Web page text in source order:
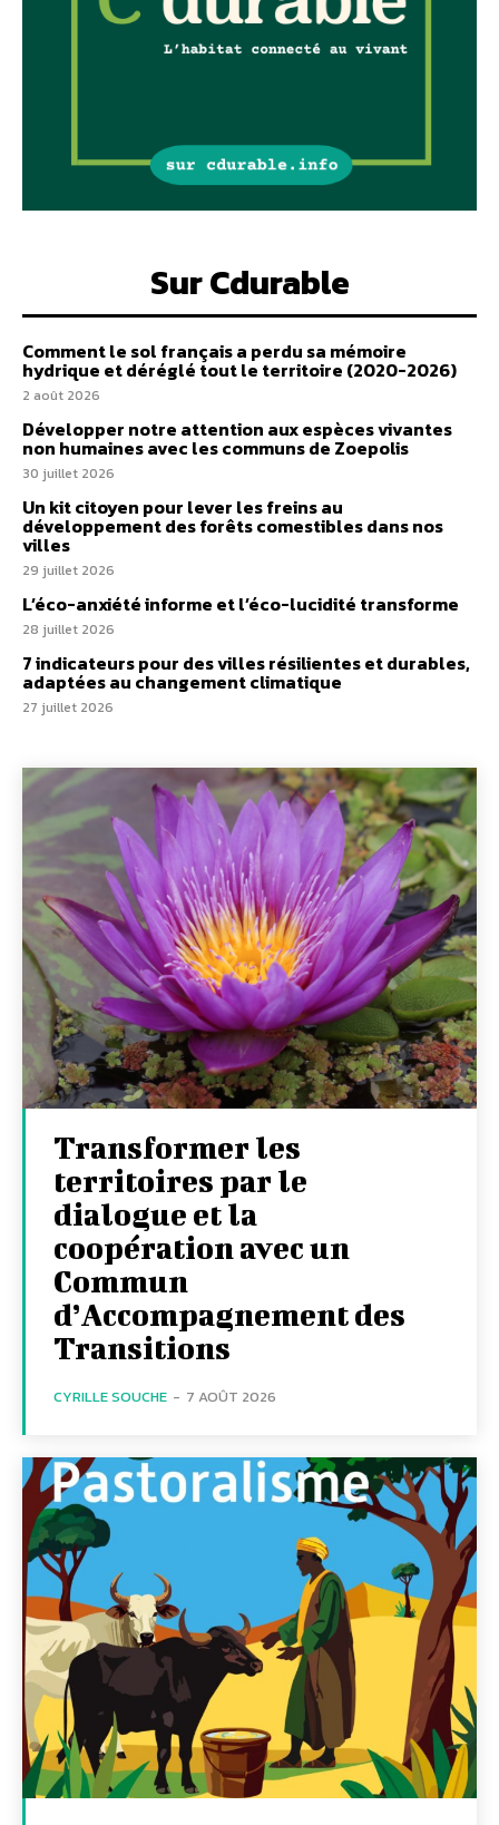
Sur Cdurable
Comment le sol français a perdu sa mémoire
hydrique et déréglé tout le territoire (2020-2026)
2 août 2026
Développer notre attention aux espèces vivantes
non humaines avec les communs de Zoepolis
30 juillet 2026
Un kit citoyen pour lever les freins au
développement des forêts comestibles dans nos
villes
29 juillet 2026
L’éco-anxiété informe et l’éco-lucidité transforme
28 juillet 2026
7 indicateurs pour des villes résilientes et durables,
adaptées au changement climatique
27 juillet 2026
Transformer les
territoires par le
dialogue et la
coopération avec un
Commun
d’Accompagnement des
Transitions
CYRILLE SOUCHE - 7 AOÛT 2026